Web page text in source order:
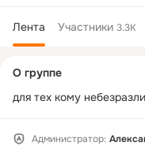
Лента Участники 3.3K
колонка
О группе
для тех кому
Администратор: